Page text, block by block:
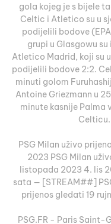
gola kojeg je s bijele
Celtic i Atletico su u
podijelili bodove
grupi u Glasgowu
Atletico Madrid, koji su
podijelili bodove 2:2.
minuti golom
Antoine Griezmann u
minute kasnije Palma
Celticu.
PSG Milan uživo
2023 PSG Milan
listopada 2023 4. lis
sata — [STREAM##]
prijenos gledati 19
PSG.FR - Paris Saint-